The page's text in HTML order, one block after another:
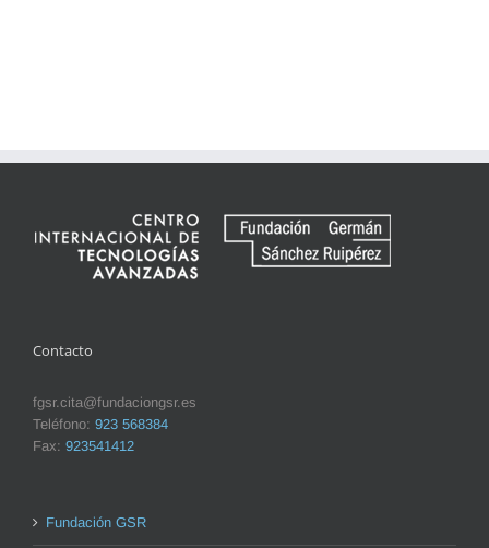
Contacto
fgsr.cita@fundaciongsr.es
Teléfono: 923 568384
Fax: 923541412
Fundación GSR